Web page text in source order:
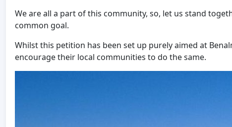
We are all a part of this community, so, let us stand
common goal.
Whilst this petition has been set up purely aimed at
encourage their local communities to do the same.